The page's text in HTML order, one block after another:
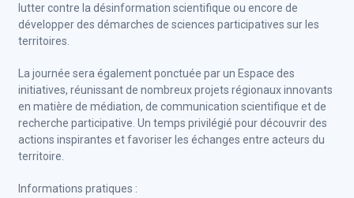
lutter contre la désinformation scientifique ou encore de
développer des démarches de sciences participatives sur les
territoires.
La journée sera également ponctuée par un Espace des
initiatives, réunissant de nombreux projets régionaux innovants
en matière de médiation, de communication scientifique et de
recherche participative. Un temps privilégié pour découvrir des
actions inspirantes et favoriser les échanges entre acteurs du
territoire.
Informations pratiques :